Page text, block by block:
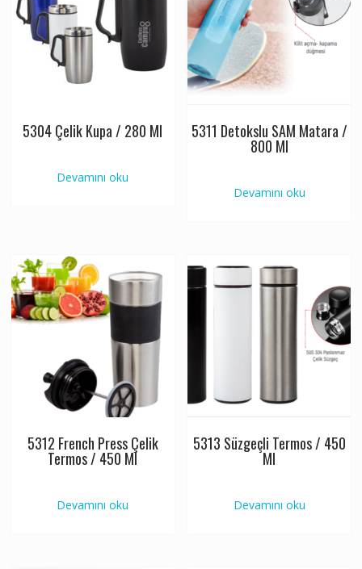
5304 Çelik Kupa / 280 Ml
Devamını oku
5311 Detokslu SAM Matara /
800 Ml
Devamını oku
5312 French Press Çelik
Termos / 450 Ml
Devamını oku
5313 Süzgeçli Termos / 450
Ml
Devamını oku